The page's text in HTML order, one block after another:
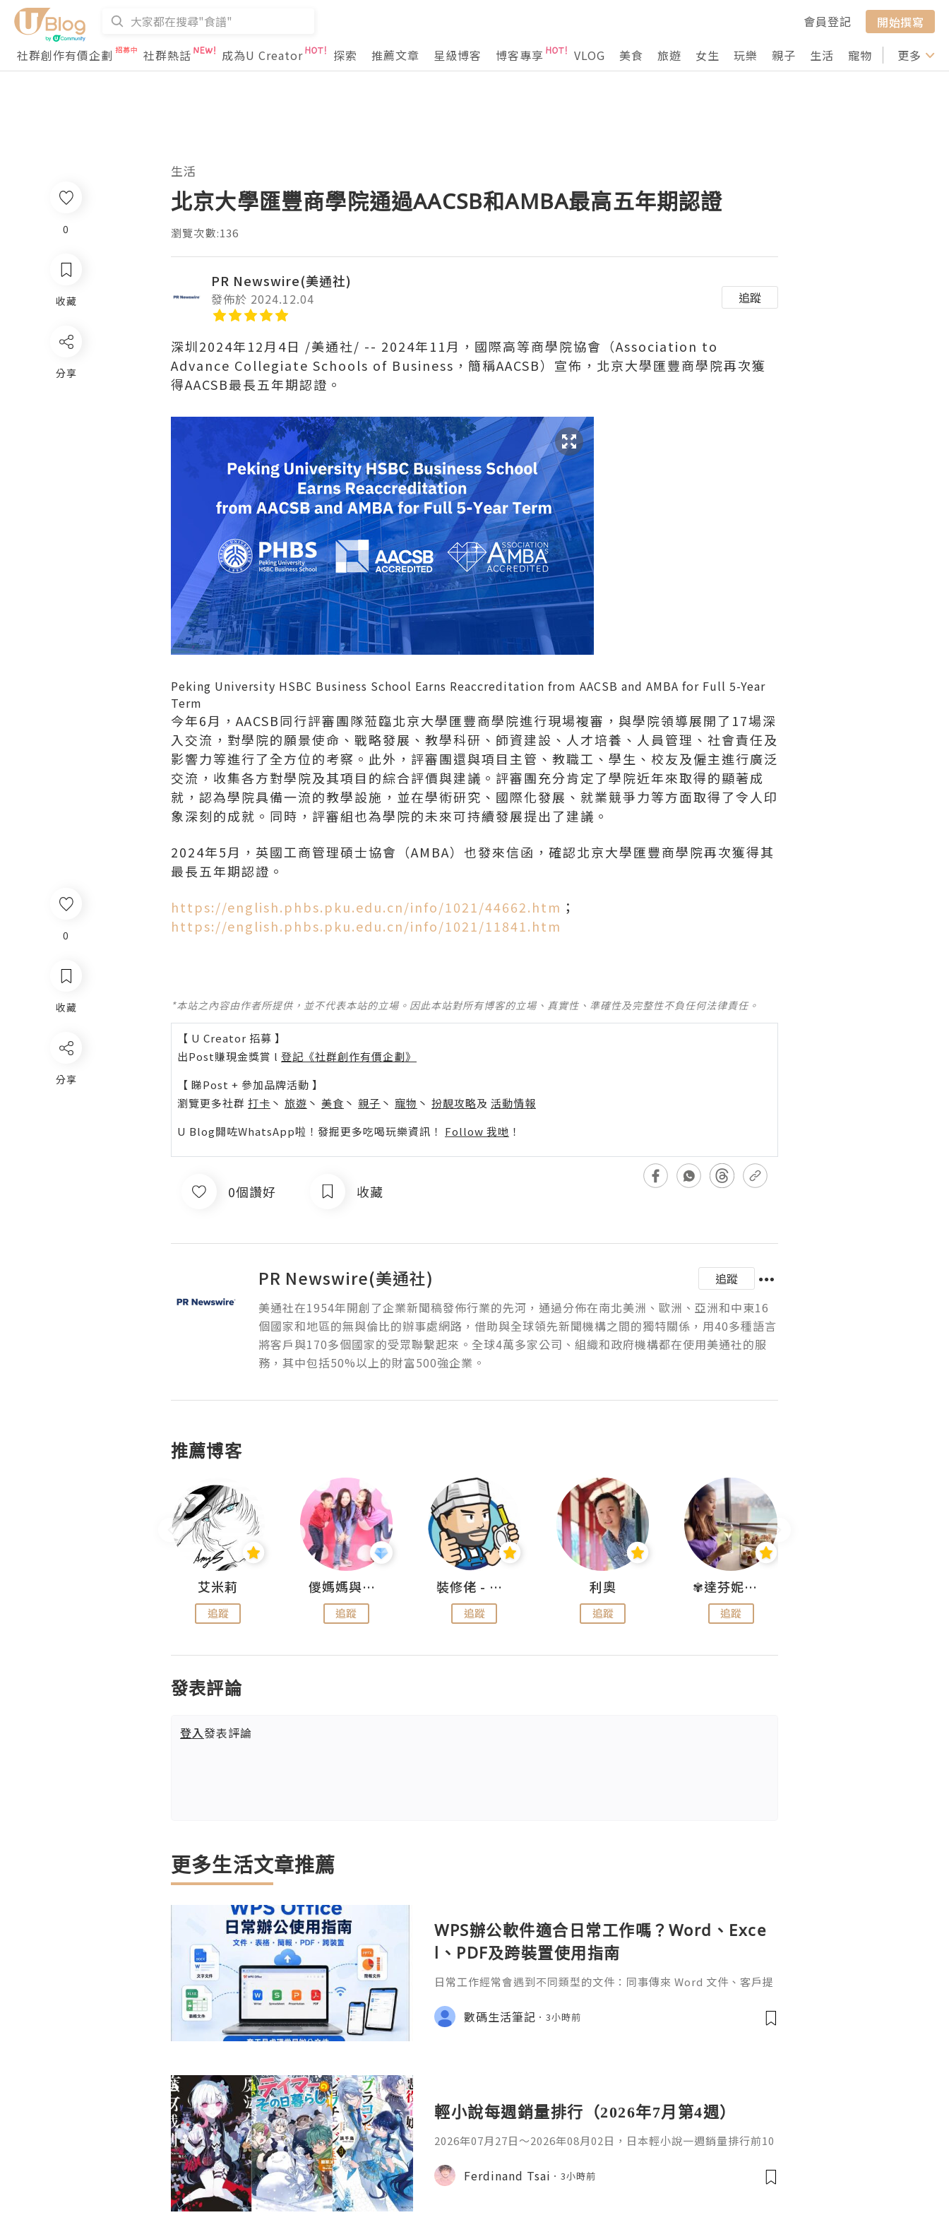
會員登記
開始撰寫
社群創作有價企劃
社群熱話 成為U Creator 探索 推薦文章 星級博客 博客專享 VLOG 美食 旅遊 女生 玩樂 親子 生活 寵物 行山 打卡
更多
0
收藏
分享
生活
北京大學匯豐商學院通過AACSB和AMBA最高五年期認證
瀏覽次數:136
PR Newswire(美通社)
發佈於 2024.12.04 追蹤
深圳2024年12月4日 /美通社/ -- 2024年11月，國際高等商學院協會（Association to
Advance Collegiate Schools of Business，簡稱AACSB）宣佈，北京大學匯豐商學院再次獲
得AACSB最長五年期認證。
Peking University HSBC Business School Earns Reaccreditation from AACSB and AMBA for Full 5-Year
Term
今年6月，AACSB同行評審團隊蒞臨北京大學匯豐商學院進行現場複審，與學院領導展開了17場深
入交流，對學院的願景使命、戰略發展、教學科研、師資建設、人才培養、人員管理、社會責任及
影響力等進行了全方位的考察。此外，評審團還與項目主管、教職工、學生、校友及僱主進行廣泛
交流，收集各方對學院及其項目的綜合評價與建議。評審團充分肯定了學院近年來取得的顯著成
就，認為學院具備一流的教學設施，並在學術研究、國際化發展、就業競爭力等方面取得了令人印
象深刻的成就。同時，評審組也為學院的未來可持續發展提出了建議。
2024年5月，英國工商管理碩士協會（AMBA）也發來信函，確認北京大學匯豐商學院再次獲得其
最長五年期認證。
https://english.phbs.pku.edu.cn/info/1021/44662.htm ；
https://english.phbs.pku.edu.cn/info/1021/11841.htm
*本站之內容由作者所提供，並不代表本站的立場。因此本站對所有博客的立場、真實性、準確性及完整性不負任何法律責任。
【 U Creator 招募 】
出Post賺現金獎賞 l 登記《社群創作有價企劃》
【 睇Post + 參加品牌活動 】
瀏覽更多社群 打卡 丶 旅遊 丶 美食 丶 親子 丶 寵物 丶 扮靚攻略及 活動情報
U Blog開咗WhatsApp啦！發掘更多吃喝玩樂資訊！ Follow 我哋 ！
0個讚好 收藏
PR Newswire(美通社)
追蹤
美通社在1954年開創了企業新聞稿發佈行業的先河，通過分佈在南北美洲、歐洲、亞洲和中東16
個國家和地區的無與倫比的辦事處網路，借助與全球領先新聞機構之間的獨特關係，用40多種語言
將客戶與170多個國家的受眾聯繫起來。全球4萬多家公司、組織和政府機構都在使用美通社的服
務，其中包括50%以上的財富500強企業。
推薦博客
艾米莉
追蹤
儍媽媽與兩隻小魔怪之家
追蹤
裝修佬 - 香港一站式網上裝修平台
追蹤
利奧
追蹤
✾達芬妮•愛孩子•愛生活✾
追蹤
發表評論
登入發表評論
更多生活文章推薦
WPS辦公軟件適合日常工作嗎？Word、Exce
l、PDF及跨裝置使用指南
日常工作經常會遇到不同類型的文件：同事傳來 Word 文件、客戶提
PDF。 如果每種文件都要使用不同程式，處理起來比較零散。因此不
少人會接觸 WPS Offic
數碼生活筆記 3小時前
輕小說每週銷量排行（2026年7月第4週）
2026年07月27日〜2026年08月02日，日本輕小說一週銷量排行前10
首・文字插畫：すがわらおむ,maruchi出版社：角川發售日：2026
年08月銷售數：10,281部2. 落後的馴獸師慢生活16作者：棚架ユウ
Ferdinand Tsai 3小時前
0
收藏
分享